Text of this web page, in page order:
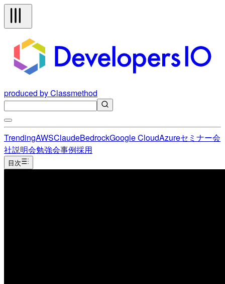
produced by Classmethod
TrendingAWSClaudeBedrockGoogle CloudAzureセミナー会
社説明会勉強会事例採用
目次